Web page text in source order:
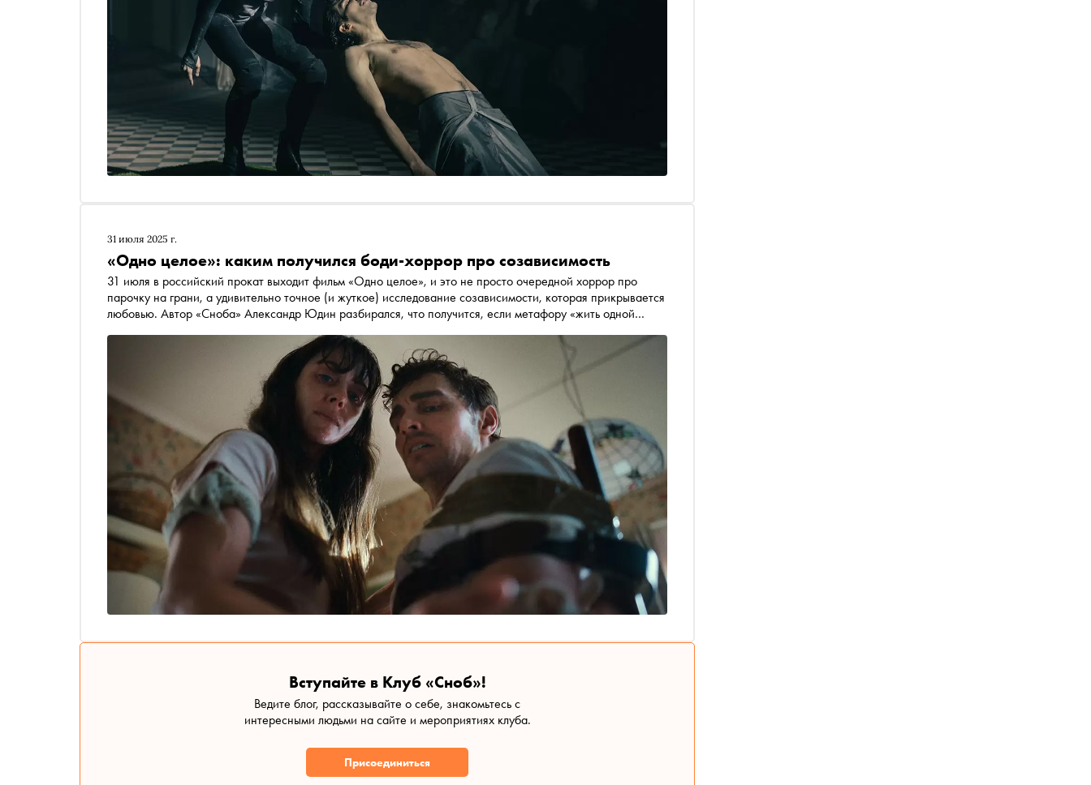
31 июля 2025 г.
«Одно целое»: каким получился боди-хоррор про созависимость
31 июля в российский прокат выходит фильм «Одно целое», и это не просто очередной хоррор про
парочку на грани, а удивительно точное (и жуткое) исследование созависимости, которая прикрывается
любовью. Автор «Сноба» Александр Юдин разбирался, что получится, если метафору «жить одной
Вступайте в Клуб «Сноб»!
Ведите блог, рассказывайте о себе, знакомьтесь с
интересными людьми на сайте и мероприятиях клуба.
Присоединиться